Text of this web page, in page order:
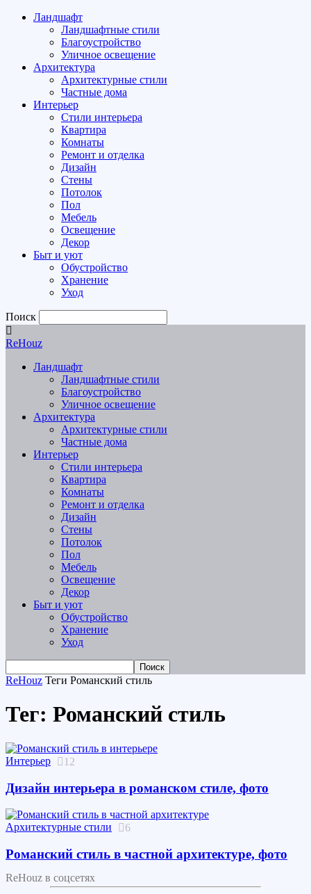
Ландшафт
Ландшафтные стили
Благоустройство
Уличное освещение
Архитектура
Архитектурные стили
Частные дома
Интерьер
Стили интерьера
Квартира
Комнаты
Ремонт и отделка
Дизайн
Стены
Потолок
Пол
Мебель
Освещение
Декор
Быт и уют
Обустройство
Хранение
Уход
Поиск
ReHouz
Ландшафт
Ландшафтные стили
Благоустройство
Уличное освещение
Архитектура
Архитектурные стили
Частные дома
Интерьер
Стили интерьера
Квартира
Комнаты
Ремонт и отделка
Дизайн
Стены
Потолок
Пол
Мебель
Освещение
Декор
Быт и уют
Обустройство
Хранение
Уход
ReHouz Теги Романский стиль
Тег: Романский стиль
Интерьер 12
Дизайн интерьера в романском стиле, фото
Архитектурные стили 6
Романский стиль в частной архитектуре, фото
ReHouz в соцсетях